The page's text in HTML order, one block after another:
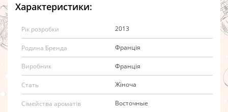
Характеристики:
Рік розробки 2013
Родина Бренда Франція
Виробник Франція
Стать Жіноча
Сімейства ароматів Восточные